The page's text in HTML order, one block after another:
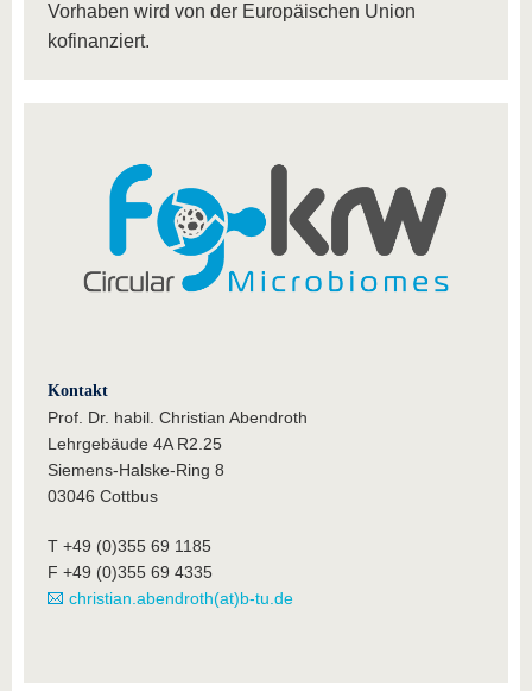
Vorhaben wird von der Europäischen Union
kofinanziert.
Kontakt
Prof. Dr. habil. Christian Abendroth
Lehrgebäude 4A R2.25
Siemens-Halske-Ring 8
03046 Cottbus
T +49 (0)355 69 1185
F +49 (0)355 69 4335
christian.abendroth(at)b-tu.de